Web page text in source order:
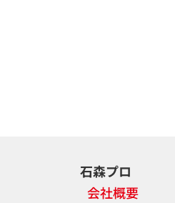
石森プロ
会社概要